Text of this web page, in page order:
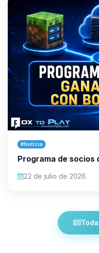
#Noticia
Programa de socios
22 de julio de 2026